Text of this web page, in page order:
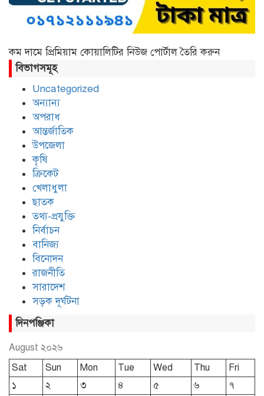
কম দামে প্রিমিয়াম কোয়ালিটির নিউজ পোর্টাল তৈরি করুন
বিভাগসমূহ
Uncategorized
অন্যান্য
অপরাধ
আন্তর্জাতিক
উপজেলা
কৃষি
ক্রিকেট
খেলাধুলা
ছাতক
তথ্য-প্রযুক্তি
নির্বাচন
বানিজ্য
বিনোদন
রাজনীতি
সারাদেশ
সড়ক দূর্ঘটনা
দিনপঞ্জিকা
August ২০২৬
Sat
Sun Mon Tue Wed Thu Fri
১ ২ ৩ ৪ ৫ ৬
৭